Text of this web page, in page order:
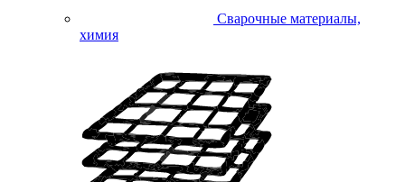
Сварочные материалы,
химия